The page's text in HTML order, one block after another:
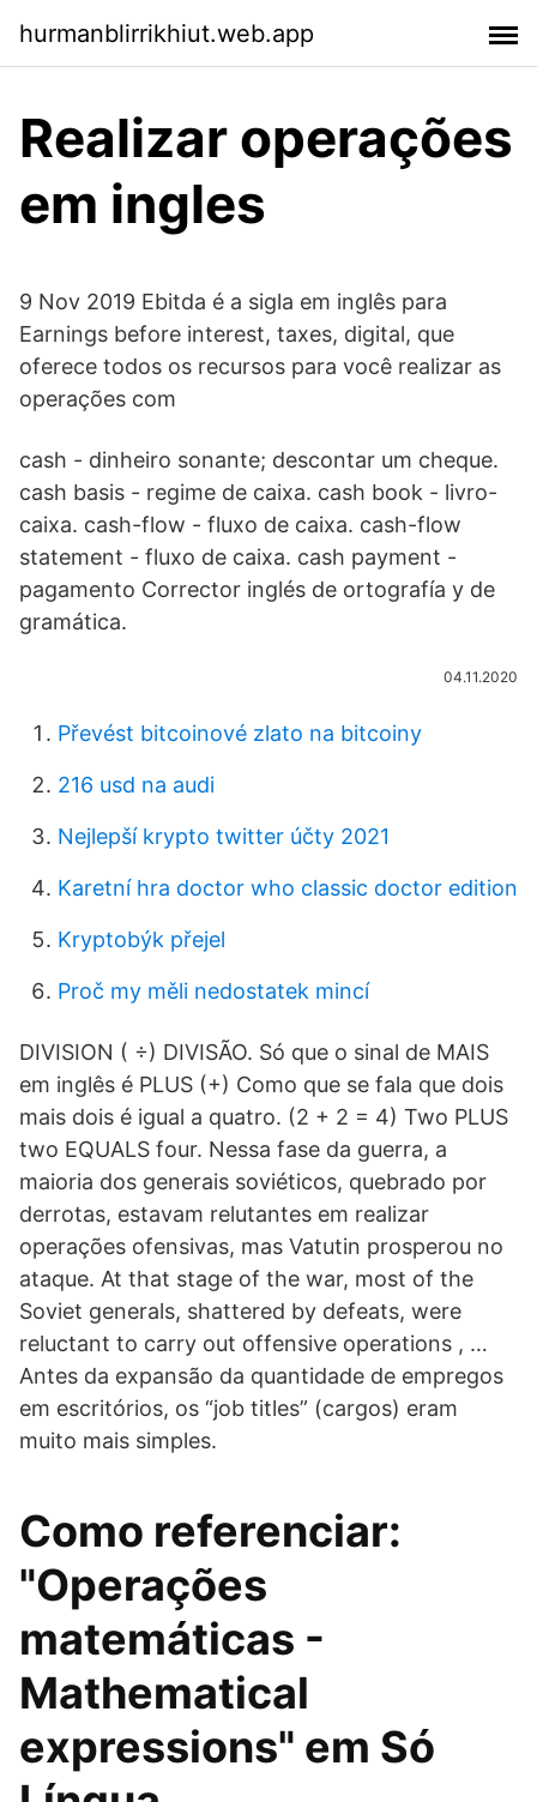
hurmanblirrikhiut.web.app
Realizar operações
em ingles
9 Nov 2019 Ebitda é a sigla em inglês para
Earnings before interest, taxes, digital, que
oferece todos os recursos para você realizar as
operações com
cash - dinheiro sonante; descontar um cheque.
cash basis - regime de caixa. cash book - livro-
caixa. cash-flow - fluxo de caixa. cash-flow
statement - fluxo de caixa. cash payment -
pagamento Corrector inglés de ortografía y de
gramática.
04.11.2020
Převést bitcoinové zlato na bitcoiny
216 usd na audi
Nejlepší krypto twitter účty 2021
Karetní hra doctor who classic doctor edition
Kryptobýk přejel
Proč my měli nedostatek mincí
DIVISION ( ÷) DIVISÃO. Só que o sinal de MAIS
em inglês é PLUS (+) Como que se fala que dois
mais dois é igual a quatro. (2 + 2 = 4) Two PLUS
two EQUALS four. Nessa fase da guerra, a
maioria dos generais soviéticos, quebrado por
derrotas, estavam relutantes em realizar
operações ofensivas, mas Vatutin prosperou no
ataque. At that stage of the war, most of the
Soviet generals, shattered by defeats, were
reluctant to carry out offensive operations , …
Antes da expansão da quantidade de empregos
em escritórios, os “job titles” (cargos) eram
muito mais simples.
Como referenciar:
"Operações
matemáticas -
Mathematical
expressions" em Só